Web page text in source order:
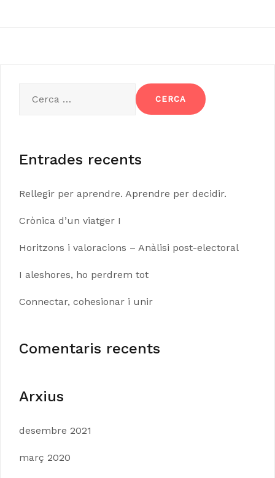
Entrades recents
Rellegir per aprendre. Aprendre per decidir.
Crònica d’un viatger I
Horitzons i valoracions – Anàlisi post-electoral
I aleshores, ho perdrem tot
Connectar, cohesionar i unir
Comentaris recents
Arxius
desembre 2021
març 2020